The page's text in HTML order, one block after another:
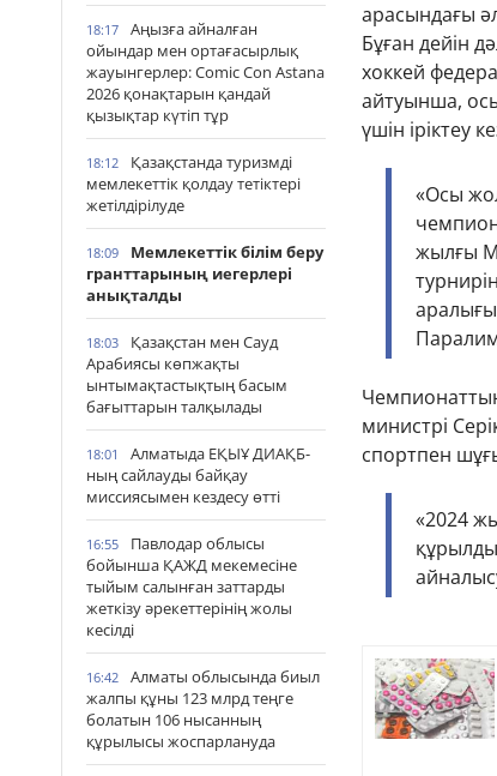
18:17
Аңызға айналған
ойындар мен ортағасырлық
жауынгерлер: Comic Con Astana
2026 қонақтарын қандай
қызықтар күтіп тұр
18:12
Қазақстанда туризмді
мемлекеттік қолдау тетіктері
жетілдірілуде
18:09
Мемлекеттік білім беру
гранттарының иегерлері
анықталды
18:03
Қазақстан мен Сауд
Арабиясы көпжақты
ынтымақтастықтың басым
бағыттарын талқылады
18:01
Алматыда ЕҚЫҰ ДИАҚБ-
ның сайлауды байқау
миссиясымен кездесу өтті
16:55
Павлодар облысы
бойынша ҚАЖД мекемесіне
тыйым салынған заттарды
жеткізу әрекеттерінің жолы
кесілді
16:42
Алматы облысында биыл
жалпы құны 123 млрд теңге
болатын 106 нысанның
құрылысы жоспарлануда
арасындағы
Бұған дейін
хоккей
айтуынша,
үшін іріктеу
«Осы
жылғы
министрі
спортпен
«2024